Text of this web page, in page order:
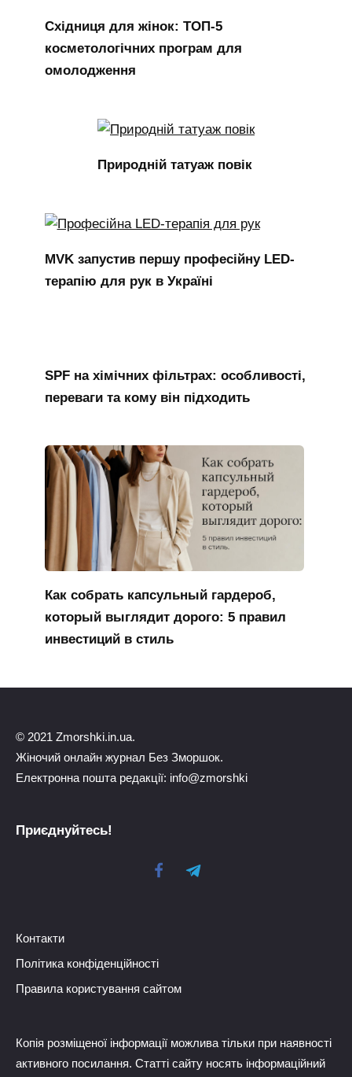
Східниця для жінок: ТОП-5
косметологічних програм для
омолодження
Природній татуаж повік
MVK запустив першу професійну LED-
терапію для рук в Україні
SPF на хімічних фільтрах: особливості,
переваги та кому він підходить
Как собрать капсульный гардероб,
который выглядит дорого: 5 правил
инвестиций в стиль
© 2021 Zmorshki.in.ua.
Жіночий онлайн журнал Без Зморшок.
Електронна пошта редакції: info@zmorshki
Приєднуйтесь!
Контакти
Політика конфіденційності
Правила користування сайтом
Копія розміщеної інформації можлива тільки при наявності
активного посилання. Статті сайту носять інформаційний